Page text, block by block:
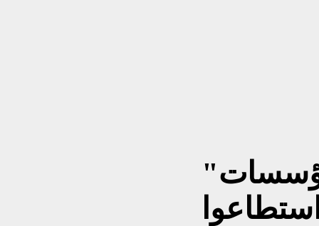
"دعاية عودة البعثيين الى مؤسسات